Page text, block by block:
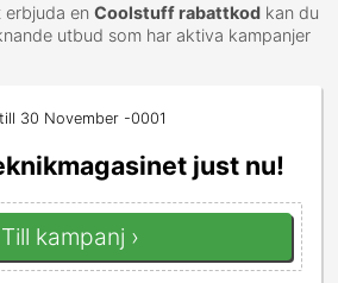
en Coolstuff rabattkod kan du
utbud som har aktiva kampanjer
30 November -0001
just nu!
Till kampanj ›